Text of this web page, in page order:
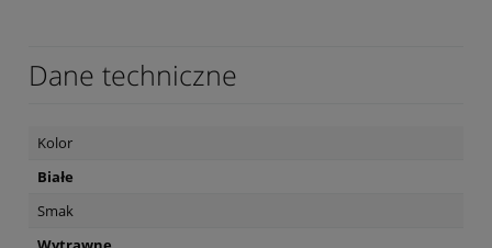
Dane techniczne
Kolor
Białe
Smak